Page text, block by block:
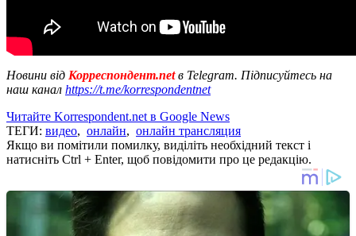
Новини від Корреспондент.netв Telegram. Підписуйтесь на
наш канал https://t.me/korrespondentnet
Читайте Korrespondent.net в Google News
ТЕГИ: видео, онлайн, онлайн трансляция
Якщо ви помітили помилку, виділіть необхідний текст і
натисніть Ctrl + Enter, щоб повідомити про це редакцію.